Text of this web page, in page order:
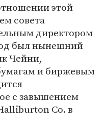
этой
совета
директором
был нынешний
Чейни,
и биржевым
с завышением
Co. в